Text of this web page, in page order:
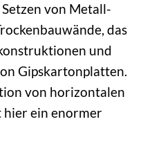
Setzen von Metall-
das
und
Gipskartonplatten.
von horizontalen
hier ein enormer